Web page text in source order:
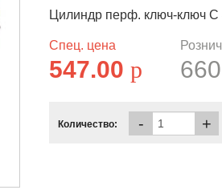
Цилиндр перф. ключ-ключ C
Спец. цена
547.00p
Количество: - +